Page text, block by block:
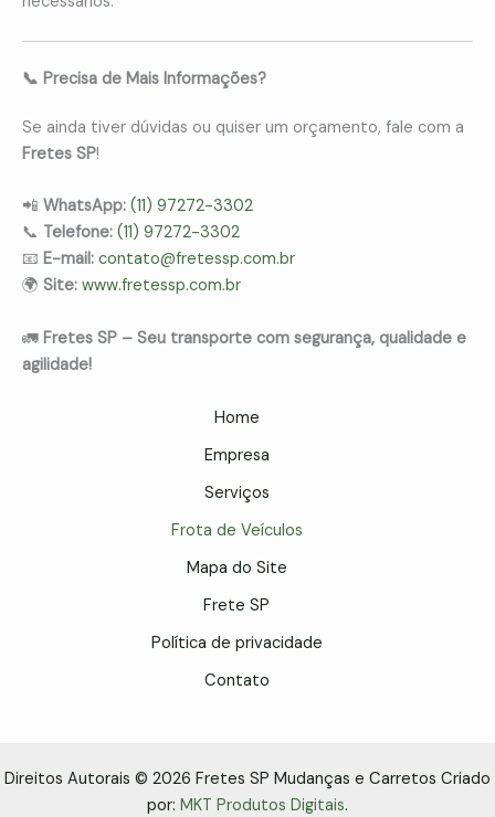
📞 Precisa de Mais Informações?
Se ainda tiver dúvidas ou quiser um orçamento, fale com a
Fretes SP!
📲 WhatsApp: (11) 97272-3302
📞 Telefone: (11) 97272-3302
📧 E-mail: contato@fretessp.com.br
🌍 Site: www.fretessp.com.br
🚛 Fretes SP – Seu transporte com segurança, qualidade e
agilidade!
Home
Empresa
Serviços
Frota de Veículos
Mapa do Site
Frete SP
Política de privacidade
Contato
Direitos Autorais © 2026 Fretes SP Mudanças e Carretos Criado
por: MKT Produtos Digitais.